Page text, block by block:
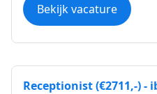
Bekijk vacature
Receptionist (€2711,-) -